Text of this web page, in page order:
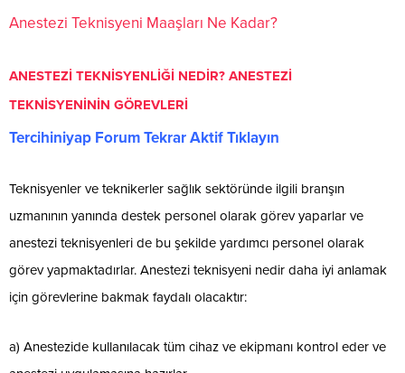
Anestezi Teknisyeni Maaşları Ne Kadar?
ANESTEZİ TEKNİSYENLİĞİ NEDİR? ANESTEZİ
TEKNİSYENİNİN GÖREVLERİ
Tercihiniyap Forum Tekrar Aktif Tıklayın
Teknisyenler ve teknikerler sağlık sektöründe ilgili branşın
uzmanının yanında destek personel olarak görev yaparlar ve
anestezi teknisyenleri de bu şekilde yardımcı personel olarak
görev yapmaktadırlar. Anestezi teknisyeni nedir daha iyi anlamak
için görevlerine bakmak faydalı olacaktır:
a) Anestezide kullanılacak tüm cihaz ve ekipmanı kontrol eder ve